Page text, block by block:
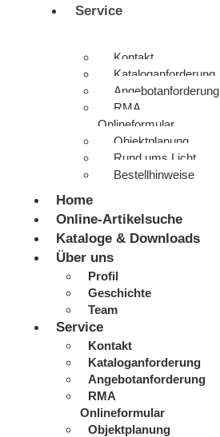
Service
Kontakt
Kataloganforderung
Angebotanforderung
RMA
Onlineformular
Objektplanung
Rund ums Licht
Bestellhinweise
Home
Online-Artikelsuche
Kataloge & Downloads
Über uns
Profil
Geschichte
Team
Service
Kontakt
Kataloganforderung
Angebotanforderung
RMA
Onlineformular
Objektplanung